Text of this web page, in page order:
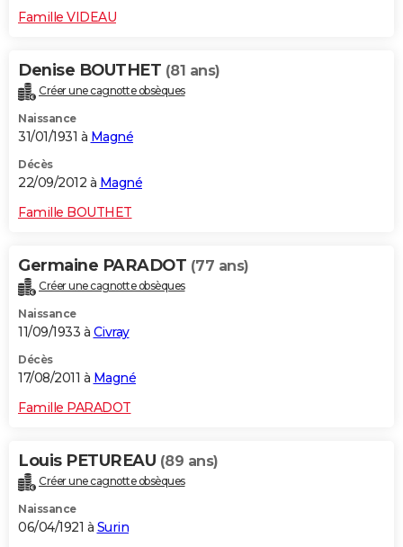
Famille VIDEAU
Denise BOUTHET (81 ans)
Créer une cagnotte obsèques
Naissance
31/01/1931 à Magné
Décès
22/09/2012 à Magné
Famille BOUTHET
Germaine PARADOT (77 ans)
Créer une cagnotte obsèques
Naissance
11/09/1933 à Civray
Décès
17/08/2011 à Magné
Famille PARADOT
Louis PETUREAU (89 ans)
Créer une cagnotte obsèques
Naissance
06/04/1921 à Surin